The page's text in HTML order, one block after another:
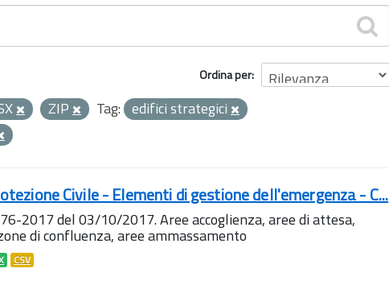
Ordina per
ZIP Tag: edifici strategici
Civile - Elementi di gestione dell'emergenza - C...
2017 del 03/10/2017. Aree accoglienza, aree di attesa,
di confluenza, aree ammassamento
CSV